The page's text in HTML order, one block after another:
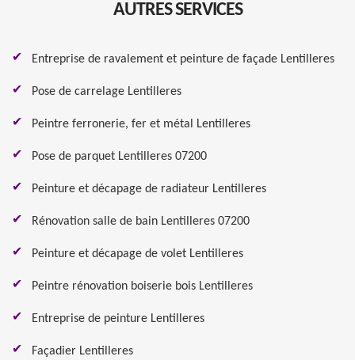
AUTRES SERVICES
Entreprise de ravalement et peinture de façade Lentilleres
Pose de carrelage Lentilleres
Peintre ferronerie, fer et métal Lentilleres
Pose de parquet Lentilleres 07200
Peinture et décapage de radiateur Lentilleres
Rénovation salle de bain Lentilleres 07200
Peinture et décapage de volet Lentilleres
Peintre rénovation boiserie bois Lentilleres
Entreprise de peinture Lentilleres
Façadier Lentilleres